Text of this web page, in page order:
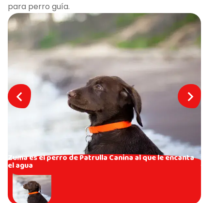
para perro guía.
Zuma es el perro de Patrulla Canina al que le encanta
el agua